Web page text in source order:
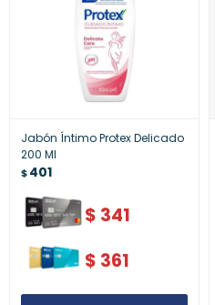
Jabón Íntimo Protex Delicado
200 Ml
$401
$ 341
$ 361